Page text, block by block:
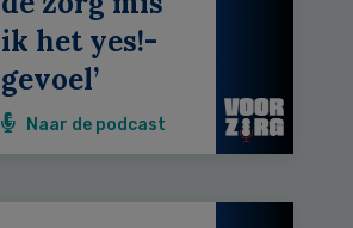
ik het yes!-
gevoel’
Naar de podcast